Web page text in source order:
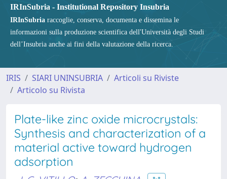
IRInSubria - Institutional Repository Insubria
IRInSubria raccoglie, conserva, documenta e dissemina le
informazioni sulla produzione scientifica dell'Università degli Studi
dell’Insubria anche ai fini della valutazione della ricerca.
IRIS SIARI UNINSUBRIA
Articoli su Riviste
Articolo su Rivista
Plate-like zinc oxide microcrystals:
Synthesis and characterization of a
material active toward hydrogen
adsorption